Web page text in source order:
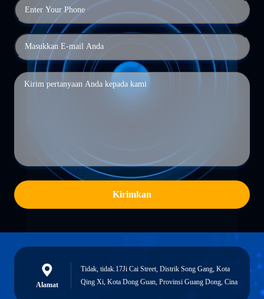
Kirimkan
Alamat
Tidak, tidak.17Ji Cai Street, Distrik Song Gang, Kota
Qing Xi, Kota Dong Guan, Provinsi Guang Dong, Cina